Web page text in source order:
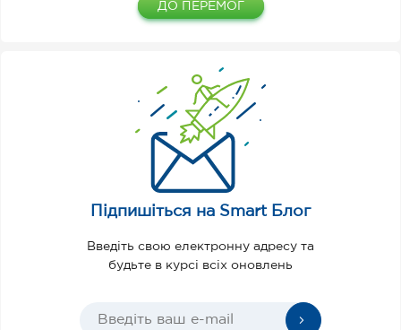
Підпишіться на Smart Блог
Введіть свою електронну адресу та
будьте в курсі всіх оновлень
ДО ПЕРЕМОГ